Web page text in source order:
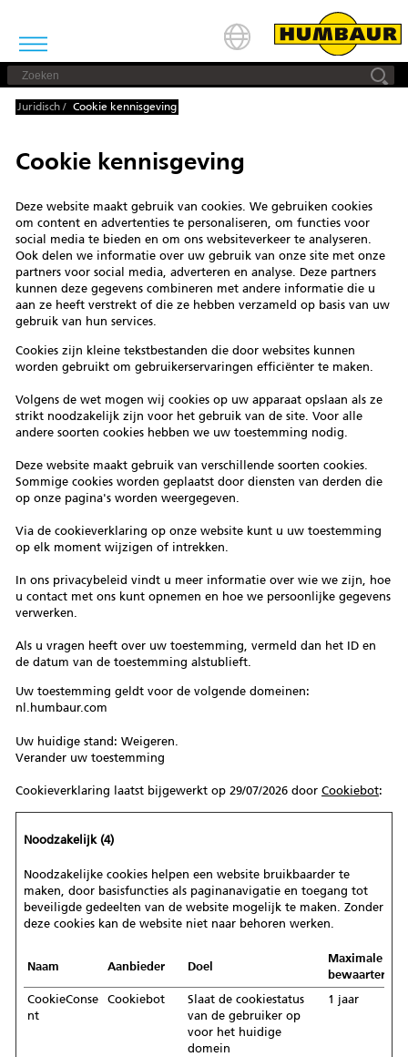
Juridisch / Cookie kennisgeving
Cookie kennisgeving
Deze website maakt gebruik van cookies. We gebruiken cookies
om content en advertenties te personaliseren, om functies voor
social media te bieden en om ons websiteverkeer te analyseren.
Ook delen we informatie over uw gebruik van onze site met onze
partners voor social media, adverteren en analyse. Deze partners
kunnen deze gegevens combineren met andere informatie die u
aan ze heeft verstrekt of die ze hebben verzameld op basis van uw
gebruik van hun services.
Cookies zijn kleine tekstbestanden die door websites kunnen
worden gebruikt om gebruikerservaringen efficiënter te maken.
Volgens de wet mogen wij cookies op uw apparaat opslaan als ze
strikt noodzakelijk zijn voor het gebruik van de site. Voor alle
andere soorten cookies hebben we uw toestemming nodig.
Deze website maakt gebruik van verschillende soorten cookies.
Sommige cookies worden geplaatst door diensten van derden die
op onze pagina's worden weergegeven.
Via de cookieverklaring op onze website kunt u uw toestemming
op elk moment wijzigen of intrekken.
In ons privacybeleid vindt u meer informatie over wie we zijn, hoe
u contact met ons kunt opnemen en hoe we persoonlijke gegevens
verwerken.
Als u vragen heeft over uw toestemming, vermeld dan het ID en
de datum van de toestemming alstublieft.
Uw toestemming geldt voor de volgende domeinen:
nl.humbaur.com
Uw huidige stand: Weigeren.
Verander uw toestemming
Cookieverklaring laatst bijgewerkt op 29/07/2026 door Cookiebot:
Noodzakelijk (4)
Noodzakelijke cookies helpen een website bruikbaarder te
maken, door basisfuncties als paginanavigatie en toegang tot
beveiligde gedeelten van de website mogelijk te maken. Zonder
deze cookies kan de website niet naar behoren werken.
Naam Aanbieder Doel
Maximale
CookieConse
nt
Cookiebot
Slaat de cookiestatus
van de gebruiker op
voor het huidige
domein
1 jaar